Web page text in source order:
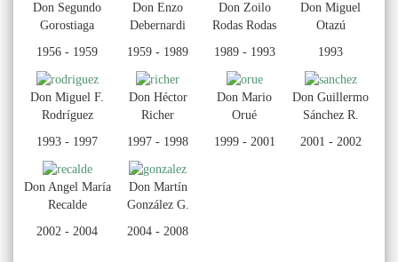
Don Segundo
Gorostiaga
1956 - 1959
Don Enzo
Debernardi
1959 - 1989
Don Zoilo
Rodas Rodas
1989 - 1993
Don Miguel
Otazú
1993
Don Miguel F.
Rodríguez
1993 - 1997
Don Héctor
Richer
1997 - 1998
Don Mario
Orué
1999 - 2001
Don Guillermo
Sánchez R.
2001 - 2002
Don Angel María
Recalde
2002 - 2004
Don Martín
González G.
2004 - 2008